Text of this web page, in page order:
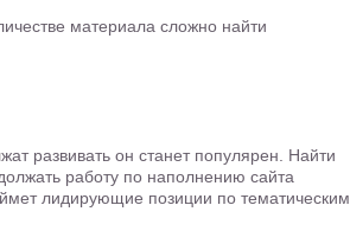
материала сложно найти
развивать он станет популярен. Найти
работу по наполнению сайта
лидирующие позиции по тематическим